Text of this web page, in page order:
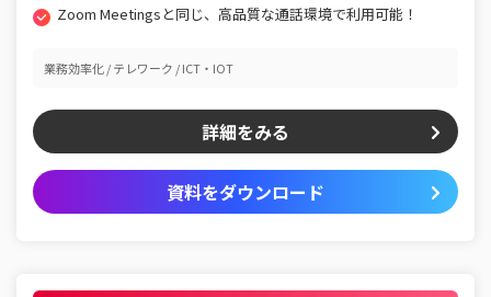
Zoom Meetingsと同じ、高品質な通話環境で利用可能！
業務効率化 テレワーク ICT・IOT
詳細をみる
資料をダウンロード